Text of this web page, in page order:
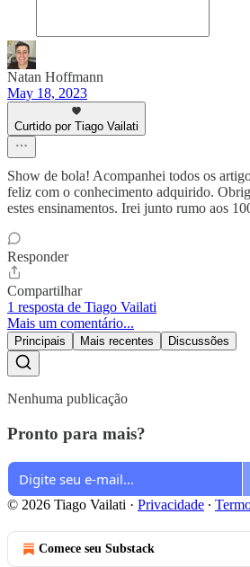
Natan Hoffmann
May 18, 2023
Curtido por Tiago Vailati
Show de bola! Acompanhei todos os
feliz com o conhecimento adquirido.
estes ensinamentos. Irei junto rumo aos
Responder
Compartilhar
1 resposta de Tiago Vailati
Mais um comentário...
Principais Mais recentes Discussões
Nenhuma publicação
Pronto para mais?
© 2026 Tiago Vailati · Privacidade ∙
Comece seu Substack